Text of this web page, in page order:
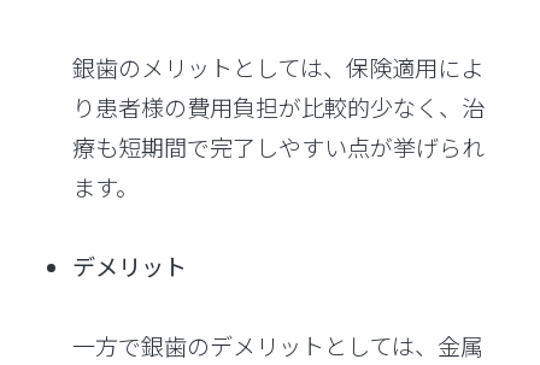
銀歯のメリットとしては、保険適用によ
り患者様の費用負担が比較的少なく、治
療も短期間で完了しやすい点が挙げられ
ます。
デメリット
一方で銀歯のデメリットとしては、金属